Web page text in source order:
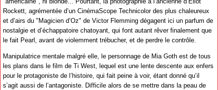
Rockett, agrémentée d’un CinémaScope Technicolor des plus chaleureux
et d’airs du "Magicien d’Oz" de Victor Flemming dégagent ici un parfum de
nostalgie et d’échappatoire chatoyant, qui font autant rêver finalement que
le fait Pearl, avant de violemment trébucher, et de perdre le contrôle.
Manipulatrice mentale malgré elle, le personnage de Mia Goth est de tous
les plans dans le film de Ti West, lequel est une lente descente aux enfers
pour le protagoniste de l’histoire, qui fait peine à voir, étant donné qu’il
s’agit aussi de l’antagoniste. Difficile alors de se mettre dans la peau de